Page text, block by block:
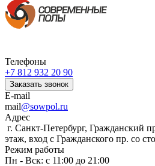
Телефоны
+7 812 932 20 90
Заказать звонок
E-mail
mail@sowpol.ru
Адрес
г. Санкт-Петербург, Гражданский
этаж, вход с Гражданского пр. со
Режим работы
Пн - Вск: с 11:00 до 21:00